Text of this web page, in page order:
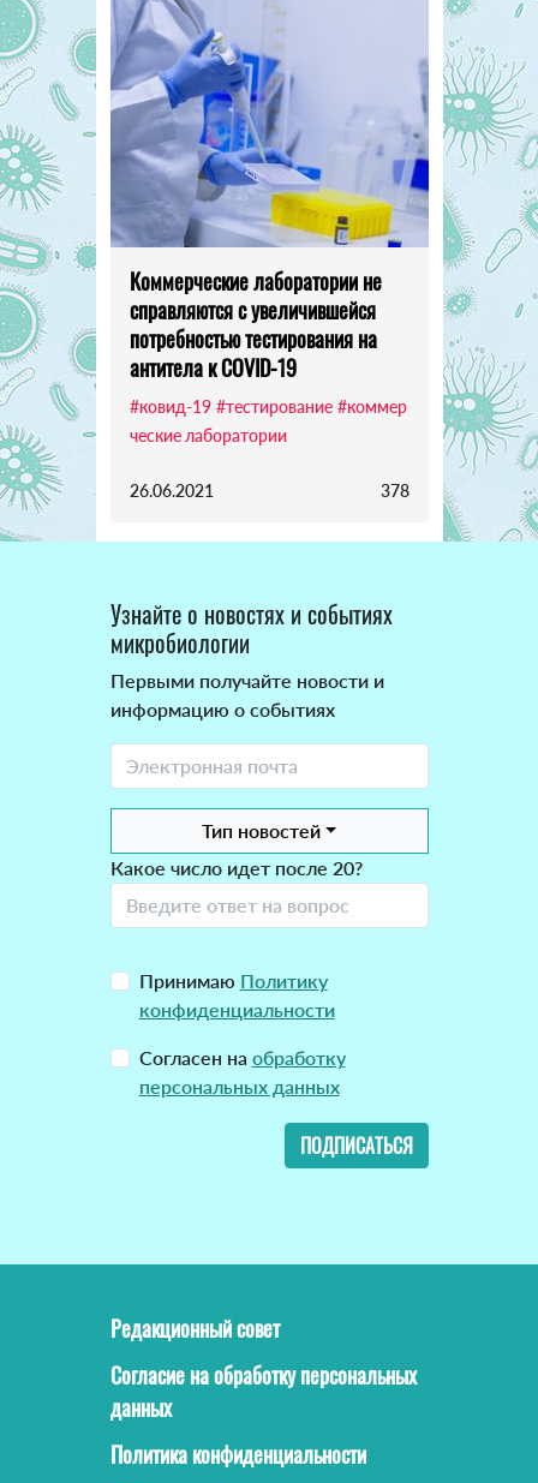
Коммерческие лаборатории не
справляются с увеличившейся
потребностью тестирования на
антитела к COVID-19
#ковид-19 #тестирование #коммер
ческие лаборатории
26.06.2021 378
Узнайте о новостях и событиях
микробиологии
Первыми получайте новости и
информацию о событиях
Тип новостей
Какое число идет после 20?
Принимаю Политику
конфиденциальности
Согласен на обработку
персональных данных
ПОДПИСАТЬСЯ
Редакционный совет
Согласие на обработку персональных
данных
Политика конфиденциальности